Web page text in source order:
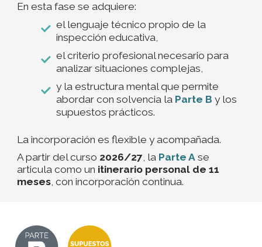
En esta fase se adquiere:
el lenguaje técnico propio de la
inspección educativa,
el criterio profesional necesario para
analizar situaciones complejas,
y la estructura mental que permite
abordar con solvencia la Parte B y los
supuestos prácticos.
La incorporación es flexible y acompañada.
A partir del curso 2026/27, la Parte A se
articula como un itinerario personal de 11
meses, con incorporación continua.